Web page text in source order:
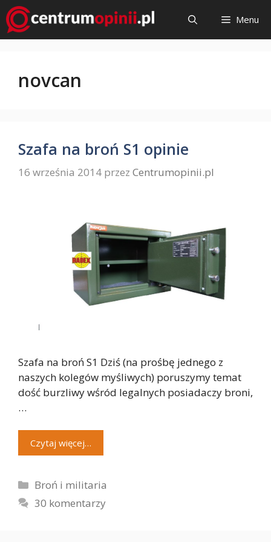
Przejdź
do
treści
Menu
novcan
Szafa na broń S1 opinie
16 września 2014 przez Centrumopinii.pl
Szafa na broń S1 Dziś (na prośbę jednego z
naszych kolegów myśliwych) poruszymy temat
dość burzliwy wśród legalnych posiadaczy broni,
…
Czytaj więcej…
Kategorie
Broń i militaria
30 komentarzy